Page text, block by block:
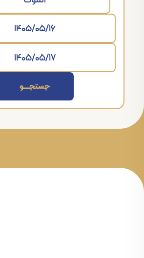
جستجــــــو